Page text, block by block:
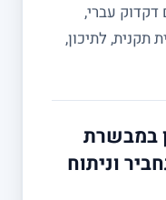
עברי,
תקנית, לתיכון,
במבשרת
וניתוח